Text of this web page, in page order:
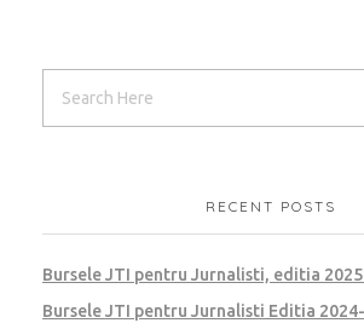
RECENT POSTS
Bursele JTI pentru Jurnalisti, editia
Bursele JTI pentru Jurnalisti Editia